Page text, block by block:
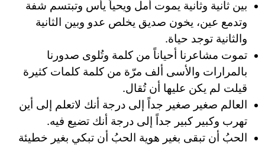
بين ثانية وثانية يموت أمل ويحياً يأس وتبتسم شفة
وتدمع عين، يخون صديق يخلص عدو وبين الثانية
والثانية توجد حياة.
تموت مشاعرنا أحياناً من كلمة وتُلوى صدورنا
بالمرارات والأسى ألف مرّة من كلمة كلمات كثيرة
قيلت لم يكن عليها أن تُقال.
العالم صغير صغير جداً إلى درجة أنك لاتعلم إلى أين
تهرب وكبير كبير جداً إلى درجة أنك تضيع فيه.
الحبُ أن تبقى بغير هوية الحبُ أن تبكي بغير خطيئة